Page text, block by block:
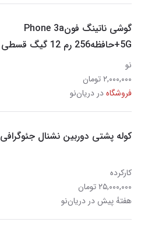
گوشی ناتینگ فونPhone 3a
5G+حافظه256 رم 12 گیگ قسطی
نو
۲,۰۰۰,۰۰۰ تومان
فروشگاهدر دریان‌نو
کوله پشتی دوربین نشنال جئوگرافی
کارکرده
۲۵,۰۰۰,۰۰۰ تومان
هفتهٔ پیش در دریان‌نو